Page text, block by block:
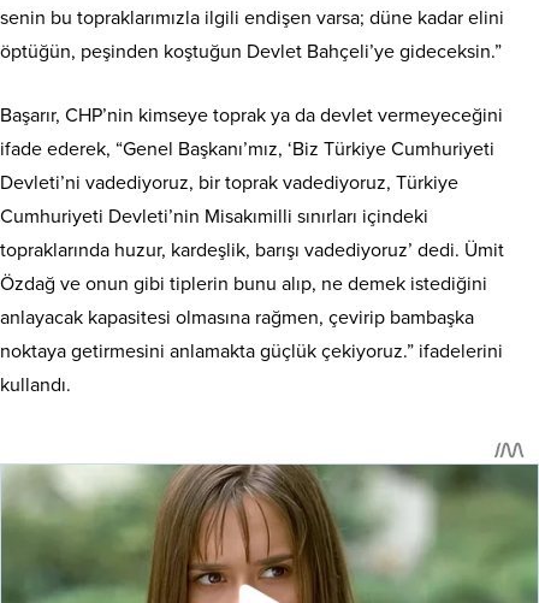
senin bu topraklarımızla ilgili endişen varsa; düne kadar elini
öptüğün, peşinden koştuğun Devlet Bahçeli’ye gideceksin.”
Başarır, CHP’nin kimseye toprak ya da devlet vermeyeceğini
ifade ederek, “Genel Başkanı’mız, ‘Biz Türkiye Cumhuriyeti
Devleti’ni vadediyoruz, bir toprak vadediyoruz, Türkiye
Cumhuriyeti Devleti’nin Misakımilli sınırları içindeki
topraklarında huzur, kardeşlik, barışı vadediyoruz’ dedi. Ümit
Özdağ ve onun gibi tiplerin bunu alıp, ne demek istediğini
anlayacak kapasitesi olmasına rağmen, çevirip bambaşka
noktaya getirmesini anlamakta güçlük çekiyoruz.” ifadelerini
kullandı.